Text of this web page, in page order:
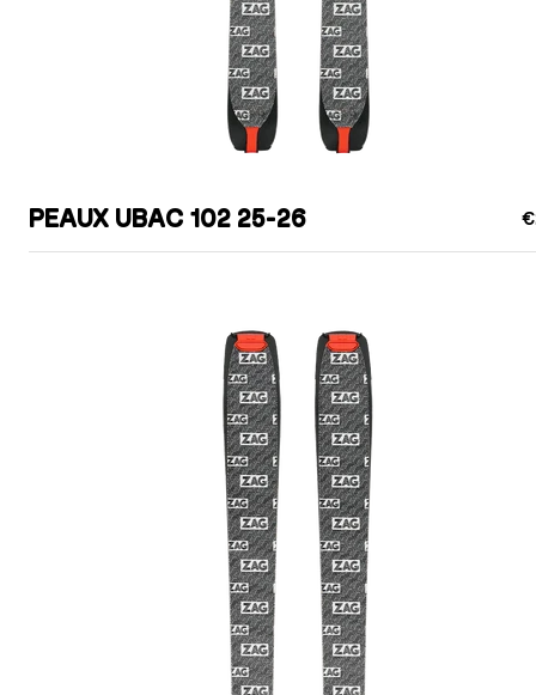
PEAUX UBAC 102 25-26